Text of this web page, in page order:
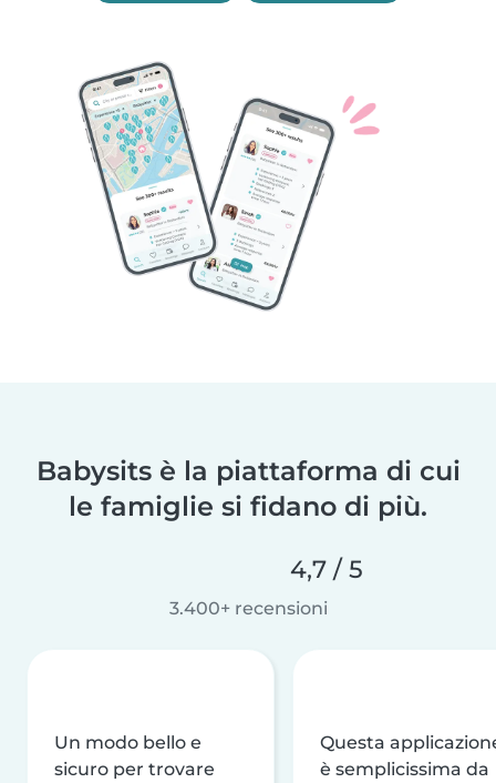
Babysits è la piattaforma di cui
le famiglie si fidano di più.
4,7 / 5
3.400+ recensioni
Un modo bello e
sicuro per trovare
Questa
è semplicissima da